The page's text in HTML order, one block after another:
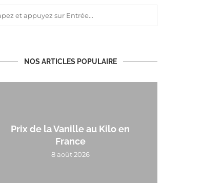
NOS ARTICLES POPULAIRE
Prix de la Vanille au Kilo en
France
8 août 2026